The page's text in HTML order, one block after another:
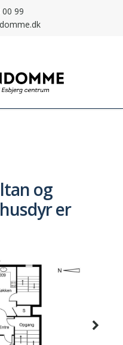
99
og
er